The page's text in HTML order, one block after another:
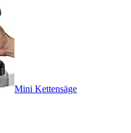
Mini Kettensäge